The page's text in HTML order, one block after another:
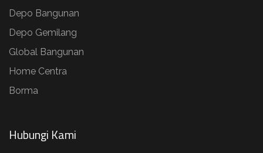
Depo Bangunan
Depo Gemilang
Global Bangunan
Home Centra
Borma
Hubungi Kami​